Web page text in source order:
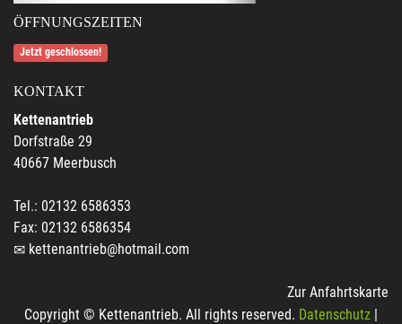
ÖFFNUNGSZEITEN
Jetzt geschlossen!
KONTAKT
Kettenantrieb
Dorfstraße 29
40667 Meerbusch
Tel.: 02132 6586353
Fax: 02132 6586354
kettenantrieb@hotmail.com
Zur Anfahrtskarte
Copyright © Kettenantrieb. All rights reserved. Datenschutz |